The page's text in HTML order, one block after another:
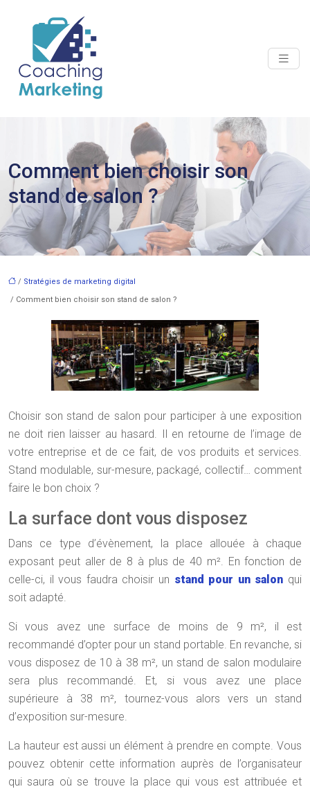
Comment bien choisir son
stand de salon ?
/ Stratégies de marketing digital
/ Comment bien choisir son stand de salon ?
Choisir son stand de salon pour participer à une exposition
ne doit rien laisser au hasard. Il en retourne de l’image de
votre entreprise et de ce fait, de vos produits et services.
Stand modulable, sur-mesure, packagé, collectif… comment
faire le bon choix ?
La surface dont vous disposez
Dans ce type d’évènement, la place allouée à chaque
exposant peut aller de 8 à plus de 40 m². En fonction de
celle-ci, il vous faudra choisir un stand pour un salon qui
soit adapté.
Si vous avez une surface de moins de 9 m², il est
recommandé d’opter pour un stand portable. En revanche, si
vous disposez de 10 à 38 m², un stand de salon modulaire
sera plus recommandé. Et, si vous avez une place
supérieure à 38 m², tournez-vous alors vers un stand
d’exposition sur-mesure.
La hauteur est aussi un élément à prendre en compte. Vous
pouvez obtenir cette information auprès de l’organisateur
qui saura où se trouve la place qui vous est attribuée et